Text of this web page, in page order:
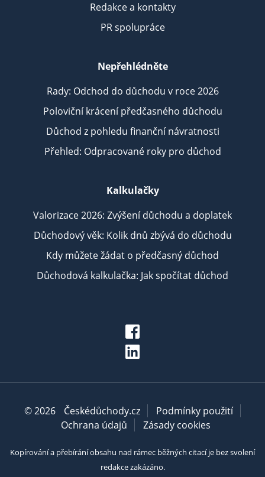
Redakce a kontakty
PR spolupráce
Nepřehlédněte
Rady: Odchod do důchodu v roce 2026
Poloviční krácení předčasného důchodu
Důchod z pohledu finanční návratnosti
Přehled: Odpracované roky pro důchod
Kalkulačky
Valorizace 2026: Zvýšení důchodu a doplatek
Důchodový věk: Kolik dnů zbývá do důchodu
Kdy můžete žádat o předčasný důchod
Důchodová kalkulačka: Jak spočítat důchod
© 2026 Českédůchody.cz
Podmínky použití
Ochrana údajů
Zásady cookies
Kopírování a přebírání obsahu nad rámec běžných citací je bez svolení
redakce zakázáno.